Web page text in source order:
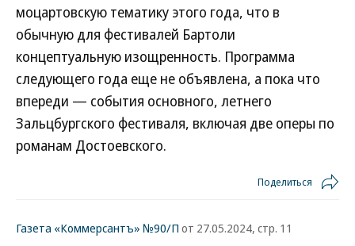
моцартовскую тематику этого года, что в
обычную для фестивалей Бартоли
концептуальную изощренность. Программа
следующего года еще не объявлена, а пока что
впереди — события основного, летнего
Зальцбургского фестиваля, включая две оперы по
романам Достоевского.
Поделиться
Газета «Коммерсантъ» №90/П от 27.05.2024, стр. 11